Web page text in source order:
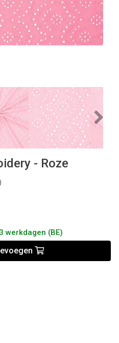
- Roze
werkdagen (BE)